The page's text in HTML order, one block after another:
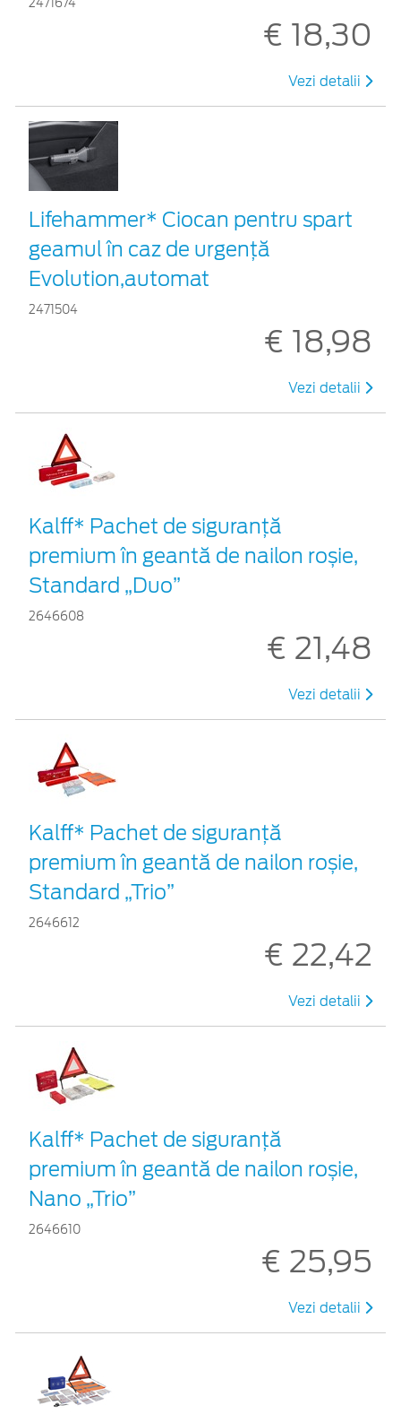
2471674
€ 18,30
Vezi detalii
Lifehammer* Ciocan pentru spart
geamul în caz de urgenţă
Evolution,automat
2471504
€ 18,98
Vezi detalii
Kalff* Pachet de siguranţă
premium în geantă de nailon roșie,
Standard „Duo”
2646608
€ 21,48
Vezi detalii
Kalff* Pachet de siguranţă
premium în geantă de nailon roșie,
Standard „Trio”
2646612
€ 22,42
Vezi detalii
Kalff* Pachet de siguranţă
premium în geantă de nailon roșie,
Nano „Trio”
2646610
€ 25,95
Vezi detalii